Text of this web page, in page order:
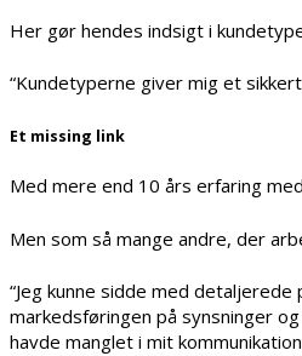
Her gør hendes indsigt i
“Kundetyperne giver mig et
Et missing link
Med mere end 10 års erfaring
Men som så mange andre, der
“Jeg kunne sidde med
markedsføringen på synsninger
havde manglet i mit